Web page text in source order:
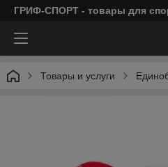
ГРИФ-СПОРТ - товары для
Товары и услуги